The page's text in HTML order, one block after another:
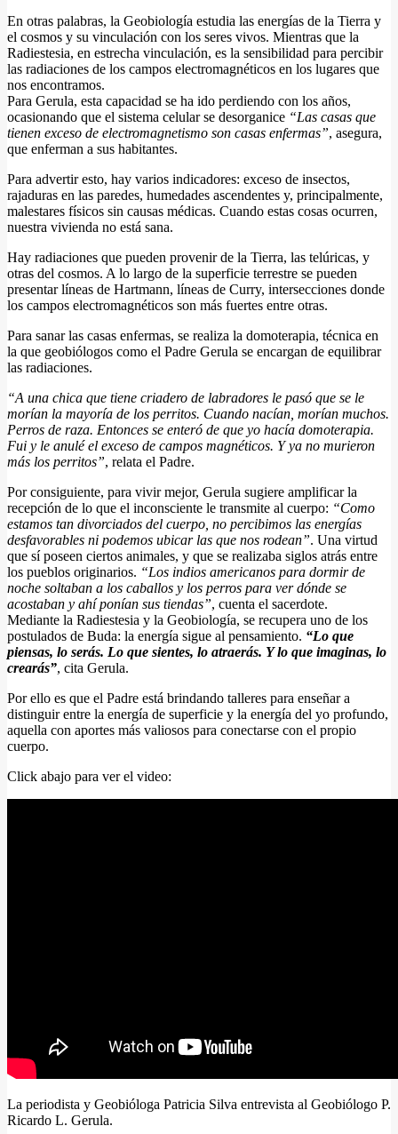
En otras palabras, la Geobiología estudia las energías de la Tierra y
el cosmos y su vinculación con los seres vivos. Mientras que la
Radiestesia, en estrecha vinculación, es la sensibilidad para percibir
las radiaciones de los campos electromagnéticos en los lugares que
nos encontramos.
Para Gerula, esta capacidad se ha ido perdiendo con los años,
ocasionando que el sistema celular se desorganice “Las casas que
tienen exceso de electromagnetismo son casas enfermas”, asegura,
que enferman a sus habitantes.
Para advertir esto, hay varios indicadores: exceso de insectos,
rajaduras en las paredes, humedades ascendentes y, principalmente,
malestares físicos sin causas médicas. Cuando estas cosas ocurren,
nuestra vivienda no está sana.
Hay radiaciones que pueden provenir de la Tierra, las telúricas, y
otras del cosmos. A lo largo de la superficie terrestre se pueden
presentar líneas de Hartmann, líneas de Curry, intersecciones donde
los campos electromagnéticos son más fuertes entre otras.
Para sanar las casas enfermas, se realiza la domoterapia, técnica en
la que geobiólogos como el Padre Gerula se encargan de equilibrar
las radiaciones.
“A una chica que tiene criadero de labradores le pasó que se le
morían la mayoría de los perritos. Cuando nacían, morían muchos.
Perros de raza. Entonces se enteró de que yo hacía domoterapia.
Fui y le anulé el exceso de campos magnéticos. Y ya no murieron
más los perritos”, relata el Padre.
Por consiguiente, para vivir mejor, Gerula sugiere amplificar la
recepción de lo que el inconsciente le transmite al cuerpo: “Como
estamos tan divorciados del cuerpo, no percibimos las energías
desfavorables ni podemos ubicar las que nos rodean”. Una virtud
que sí poseen ciertos animales, y que se realizaba siglos atrás entre
los pueblos originarios. “Los indios americanos para dormir de
noche soltaban a los caballos y los perros para ver dónde se
acostaban y ahí ponían sus tiendas”, cuenta el sacerdote.
Mediante la Radiestesia y la Geobiología, se recupera uno de los
postulados de Buda: la energía sigue al pensamiento. “Lo que
piensas, lo serás. Lo que sientes, lo atraerás. Y lo que imaginas, lo
crearás”, cita Gerula.
Por ello es que el Padre está brindando talleres para enseñar a
distinguir entre la energía de superficie y la energía del yo profundo,
aquella con aportes más valiosos para conectarse con el propio
cuerpo.
Click abajo para ver el video:
La periodista y Geobióloga Patricia Silva entrevista al Geobiólogo P.
Ricardo L. Gerula.